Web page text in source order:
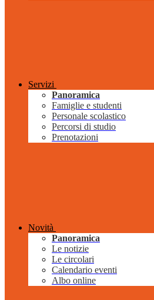
Servizi
Panoramica
Famiglie e studenti
Personale scolastico
Percorsi di studio
Prenotazioni
Novità
Panoramica
Le notizie
Le circolari
Calendario eventi
Albo online